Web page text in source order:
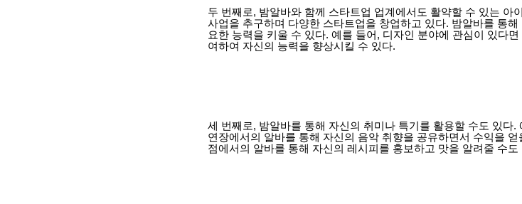
두 번째로, 밤알바와 함께 스타트업 업계에서도 활약할 수 있는 아
사업을 추구하며 다양한 스타트업을 창업하고 있다. 밤알바를 통
요한 능력을 키울 수 있다. 예를 들어, 디자인 분야에 관심이 있다
여하여 자신의 능력을 향상시킬 수 있다.
세 번째로, 밤알바를 통해 자신의 취미나 특기를 활용할 수도 있다
연장에서의 알바를 통해 자신의 음악 취향을 공유하면서 수익을
점에서의 알바를 통해 자신의 레시피를 홍보하고 맛을 알려줄 수도